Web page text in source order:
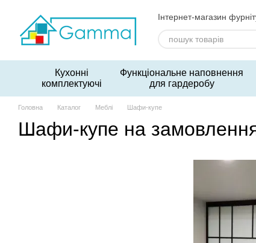
Інтернет-магазин
Кухонні
комплектуючі
Функціональне наповнення
для гардеробу
Головна Каталог Меблі Шафи-купе
Шафи-купе на